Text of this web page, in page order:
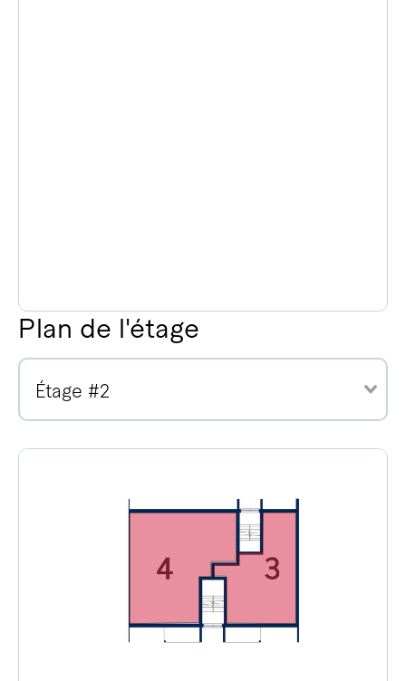
Plan de l'étage
Étage #2